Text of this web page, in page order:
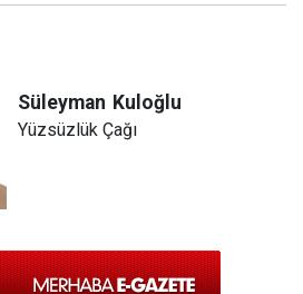
Süleyman Kuloğlu
Yüzsüzlük Çağı